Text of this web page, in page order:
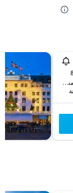
Bremerholm 6, كوبنهاغن, منطقة العاصمة كوبنهاغن, الدانمارك